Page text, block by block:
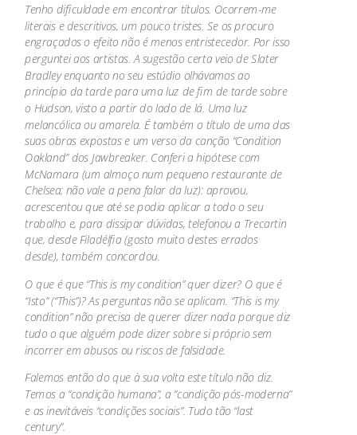
Tenho dificuldade em encontrar títulos. Ocorrem-me
literais e descritivos, um pouco tristes. Se os procuro
engraçados o efeito não é menos entristecedor. Por isso
perguntei aos artistas. A sugestão certa veio de Slater
Bradley enquanto no seu estúdio olhávamos ao
princípio da tarde para uma luz de fim de tarde sobre
o Hudson, visto a partir do lado de lá. Uma luz
melancólica ou amarela. É também o título de uma das
suas obras expostas e um verso da canção “Condition
Oakland” dos Jawbreaker. Conferi a hipótese com
McNamara (um almoço num pequeno restaurante de
Chelsea; não vale a pena falar da luz): aprovou,
acrescentou que até se podia aplicar a todo o seu
trabalho e, para dissipar dúvidas, telefonou a Trecartin
que, desde Filadélfia (gosto muito destes errados
desde), também concordou.
O que é que “This is my condition” quer dizer? O que é
“Isto” (“This”)? As perguntas não se aplicam. “This is my
condition” não precisa de querer dizer nada porque diz
tudo o que alguém pode dizer sobre si próprio sem
incorrer em abusos ou riscos de falsidade.
Falemos então do que à sua volta este título não diz.
Temos a “condição humana”, a “condição pós-moderna”
e as inevitáveis “condições sociais”. Tudo tão “last
century”.